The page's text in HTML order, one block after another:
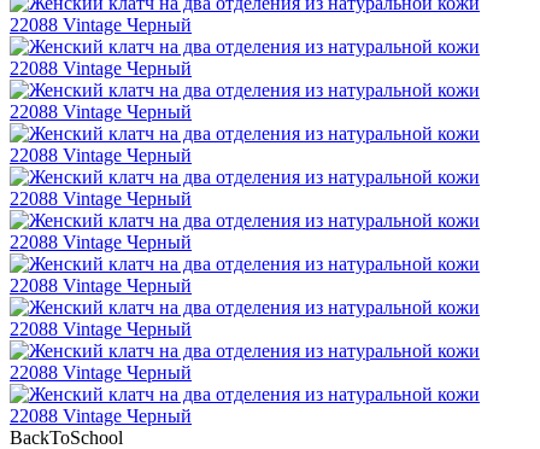
BackToSchool